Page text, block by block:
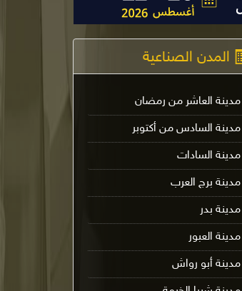
المدن الصناعية
مدينة العاشر من رمضان
مدينة السادس من أكتوبر
مدينة السادات
مدينة برج العرب
مدينة بدر
مدينة العبور
مدينة أبو رواش